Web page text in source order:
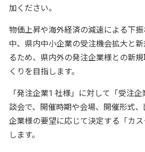
加ください。
物価上昇や海外経済の減速による下
中、県内中小企業の受注機会拡大と
るため、県内外の発注企業様との新
くりを目指します。
「発注企業1 社様」に対して「受注
談会で、開催時期や会場、開催形式
企業様の要望に応じて決定する「カ
します。